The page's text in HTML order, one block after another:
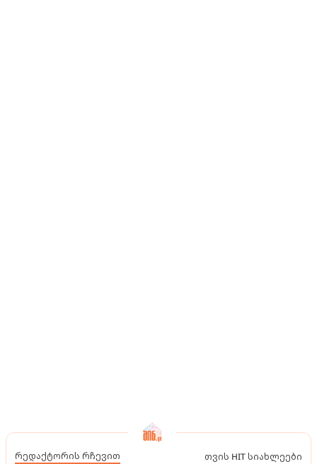
რედაქტორის რჩევით თვის HIT სიახლეები